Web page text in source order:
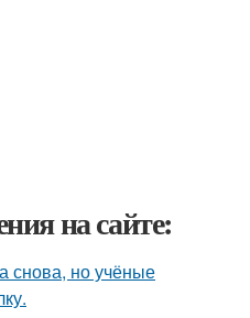
на сайте:
снова, но учёные